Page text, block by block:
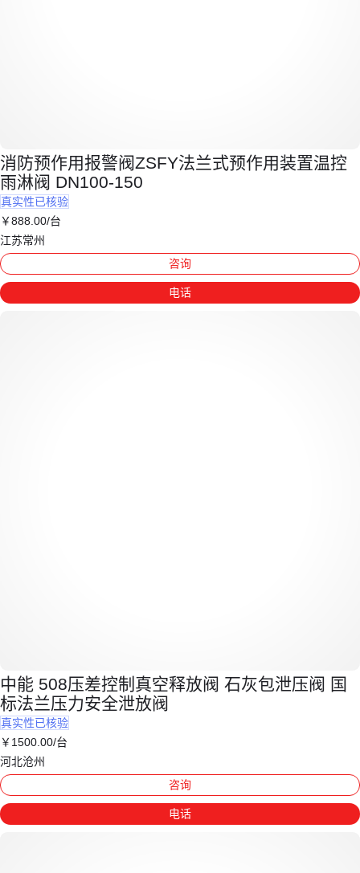
消防预作用报警阀ZSFY法兰式预作用装置温控
雨淋阀 DN100-150
真实性已核验
￥888 .00/台
江苏常州
咨询
电话
中能 508压差控制真空释放阀 石灰包泄压阀 国
标法兰压力安全泄放阀
真实性已核验
￥ 1500 .00/台
河北沧州
咨询
电话